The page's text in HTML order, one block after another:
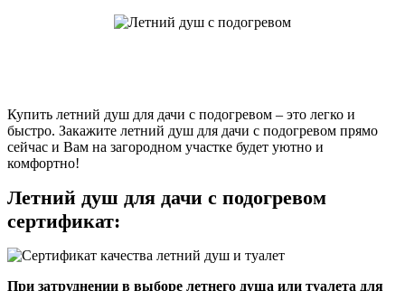
Купить летний душ для дачи с подогревом – это легко и
быстро. Закажите летний душ для дачи с подогревом прямо
сейчас и Вам на загородном участке будет уютно и
комфортно!
Летний душ для дачи с подогревом
сертификат:
При затруднении в выборе летнего душа или туалета для